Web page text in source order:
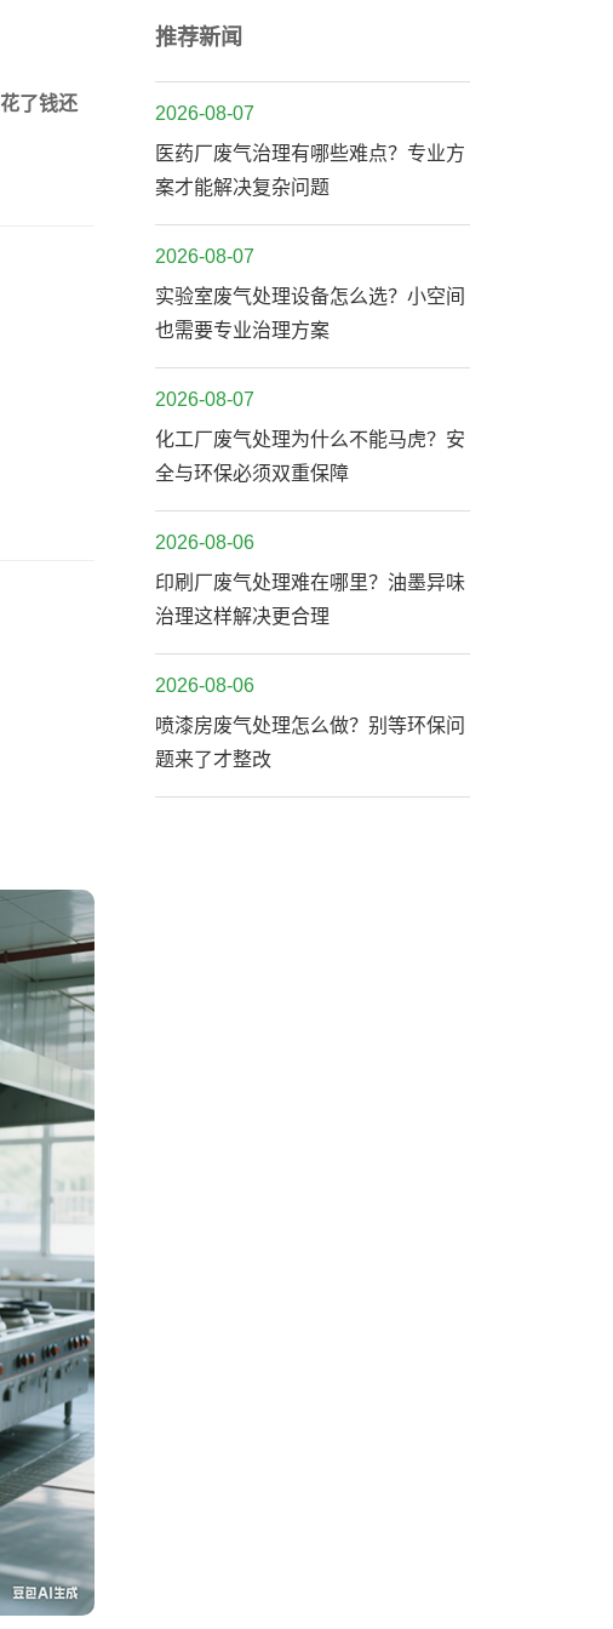
花了钱还
推荐新闻
2026-08-07
医药厂废气治理有哪些难点？专业方
案才能解决复杂问题
2026-08-07
实验室废气处理设备怎么选？小空间
也需要专业治理方案
2026-08-07
化工厂废气处理为什么不能马虎？安
全与环保必须双重保障
2026-08-06
印刷厂废气处理难在哪里？油墨异味
治理这样解决更合理
2026-08-06
喷漆房废气处理怎么做？别等环保问
题来了才整改